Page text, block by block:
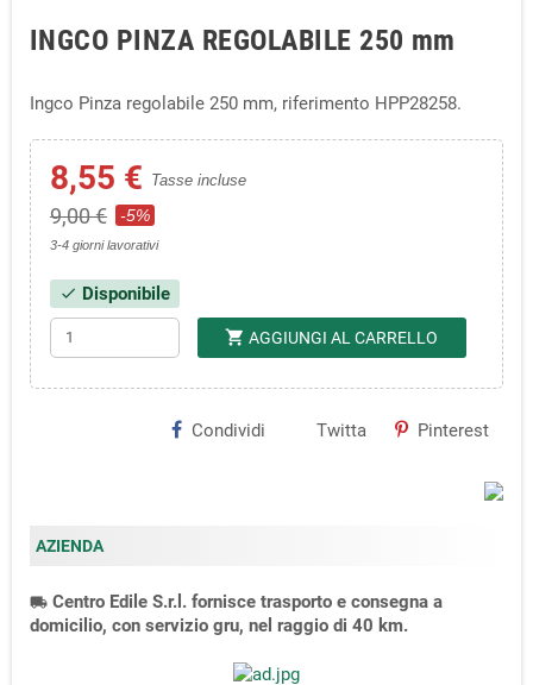
INGCO PINZA REGOLABILE 250 mm
Ingco Pinza regolabile 250 mm, riferimento HPP28258.
8,55 € Tasse incluse
9,00 € -5%
3-4 giorni lavorativi
check Disponibile
shopping_cart AGGIUNGI AL CARRELLO
Condividi Twitta Pinterest
AZIENDA
local_shipping Centro Edile S.r.l. fornisce trasporto e consegna a
domicilio, con servizio gru, nel raggio di 40 km.